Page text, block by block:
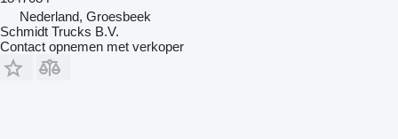
Nederland, Groesbeek
Schmidt Trucks B.V.
Contact opnemen met verkoper